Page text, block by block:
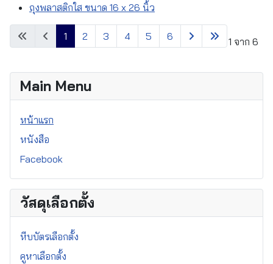
ถุงพลาสติกใส ขนาด 16 x 26 นิ้ว
หน้า 1 จาก 6
1 2 3 4 5 6
Main Menu
หน้าแรก
หนังสือ
Facebook
วัสดุเลือกตั้ง
หีบบัตรเลือกตั้ง
คูหาเลือกตั้ง